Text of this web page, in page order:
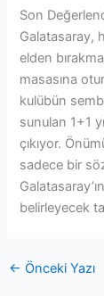
Son
Galatasaray,
elden
masasına
kulübün
sunulan 1+1
çıkıyor.
sadece bir
belirleyecek
← Önceki Yazı